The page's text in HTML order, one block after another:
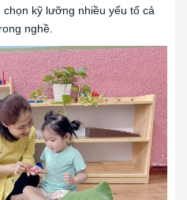
kỹ lưỡng nhiều yếu tố cả
nghề.